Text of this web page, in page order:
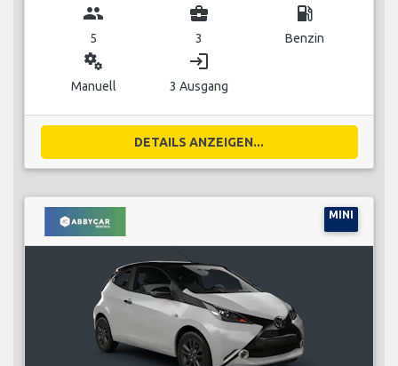
group
5
business_center
3
local_gas_station
Benzin
miscellaneous_services
Manuell
login
3 Ausgang
DETAILS ANZEIGEN...
MINI